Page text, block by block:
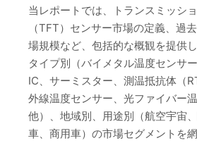
当レポートでは、トランスミッシ
（TFT）センサー市場の定義、過
場規模など、包括的な概観を提供
タイプ別（バイメタル温度センサ
IC、サーミスター、測温抵抗体（
外線温度センサー、光ファイバー
他）、地域別、用途別（航空宇宙
車、商用車）の市場セグメントを